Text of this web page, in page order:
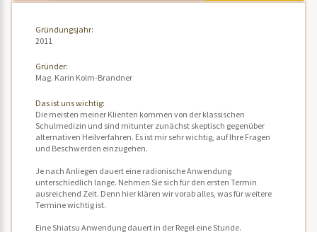
Gründungsjahr:
2011
Gründer:
Mag. Karin Kolm-Brandner
Das ist uns wichtig:
Die meisten meiner Klienten kommen von der klassischen
Schulmedizin und sind mitunter zunächst skeptisch gegenüber
alternativen Heilverfahren. Es ist mir sehr wichtig, auf Ihre Fragen
und Beschwerden einzugehen.
Je nach Anliegen dauert eine radionische Anwendung
unterschiedlich lange. Nehmen Sie sich für den ersten Termin
ausreichend Zeit. Denn hier klären wir vorab alles, was für weitere
Termine wichtig ist.
Eine Shiatsu Anwendung dauert in der Regel eine Stunde.